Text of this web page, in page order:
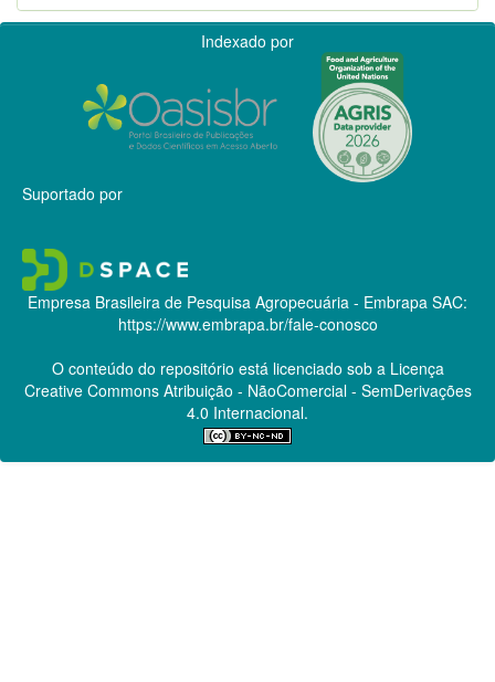
Indexado por
Suportado por
Empresa Brasileira de Pesquisa Agropecuária - Embrapa SAC:
https://www.embrapa.br/fale-conosco
O conteúdo do repositório está licenciado sob a Licença
Creative CommonsAtribuição - NãoComercial - SemDerivações
4.0 Internacional.